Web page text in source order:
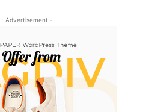
- Advertisement -